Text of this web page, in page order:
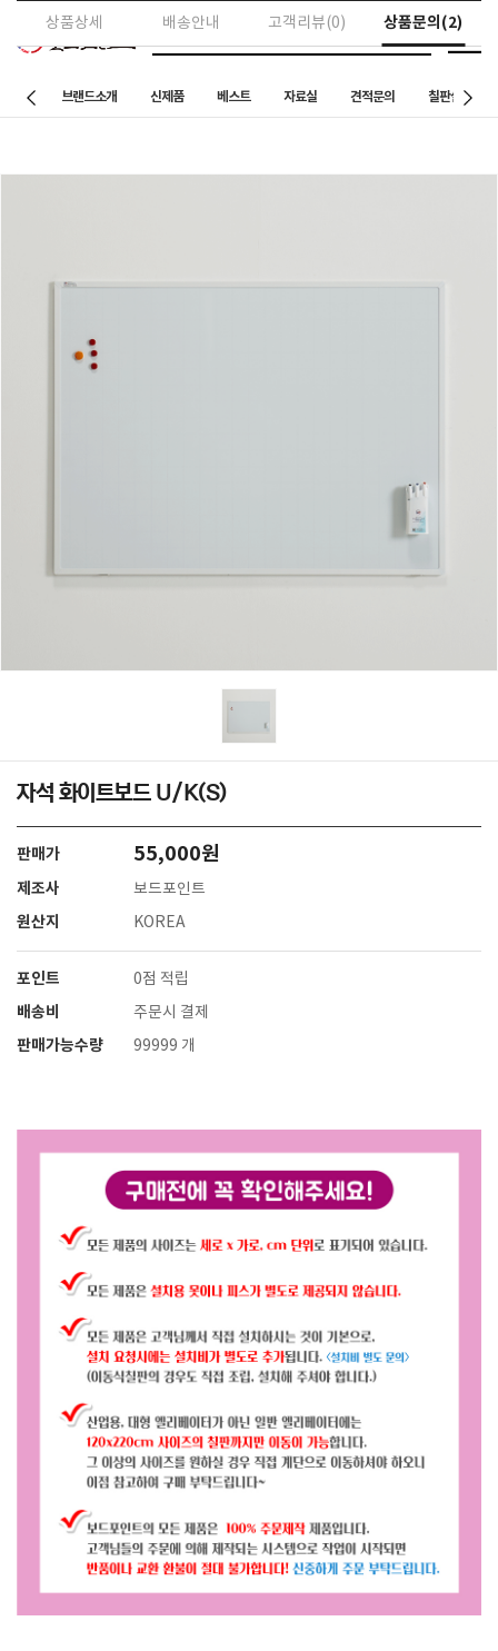
브랜드소개 신제품 베스트 자료실 견적문의 칠판설치 사례
자석 화이트보드 U/K(S)
판매가 55,000원
제조사 보드포인트
원산지 KOREA
포인트 0점 적립
배송비 주문시 결제
판매가능수량 99999 개
상품상세 배송안내 고객리뷰(0) 상품문의(2)